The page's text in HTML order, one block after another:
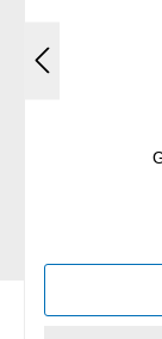
5 yıldız